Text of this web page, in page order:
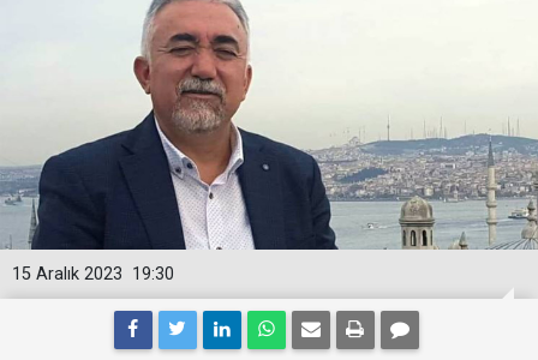
19:30
15 Aralık 2023